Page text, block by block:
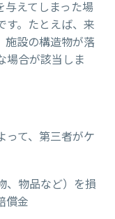
えてしまった場
す。たとえば、来
施設の構造物が落
場合が該当しま
って、第三者がケ
、物品など）を損
償金